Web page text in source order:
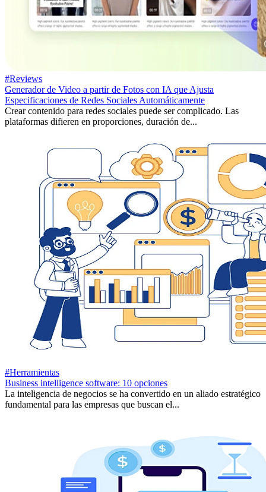
#Reviews
Generador de Video a partir de Fotos con IA que Ajusta
Especificaciones de Redes Sociales Automáticamente
Crear contenido para redes sociales puede ser complicado. Las
plataformas difieren en proporciones, duración de...
#Herramientas
Business intelligence software: 10 opciones
La inteligencia de negocios se ha convertido en un aliado estratégico
fundamental para las empresas que buscan el...